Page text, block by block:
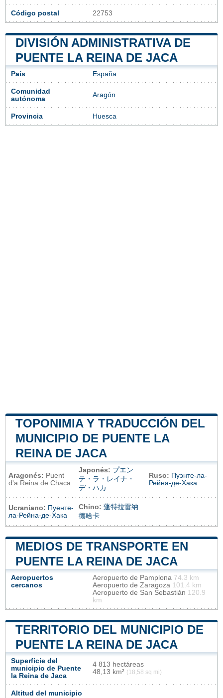
Código postal 22753
DIVISIÓN ADMINISTRATIVA DE
PUENTE LA REINA DE JACA
País España
Comunidad
autónoma
Aragón
Provincia Huesca
TOPONIMIA Y TRADUCCIÓN DEL
MUNICIPIO DE PUENTE LA
REINA DE JACA
Aragonés: Puent
d'a Reina de Chaca
Japonés: プエン
テ・ラ・レイナ・
デ・ハカ
Ruso: Пуэнте-ла-
Рейна-де-Хака
Ucraniano: Пуенте-
ла-Рейна-де-Хака
Chino: 蓬特拉雷纳
德哈卡
MEDIOS DE TRANSPORTE EN
PUENTE LA REINA DE JACA
Aeropuertos
cercanos
Aeropuerto de Pamplona 74.3 km
Aeropuerto de Zaragoza 101.4 km
Aeropuerto de San Sebastián 120.9
km
TERRITORIO DEL MUNICIPIO DE
PUENTE LA REINA DE JACA
Superficie del
municipio de Puente
la Reina de Jaca
4 813 hectáreas
48,13 km² (18,58 sq mi)
Altitud del municipio